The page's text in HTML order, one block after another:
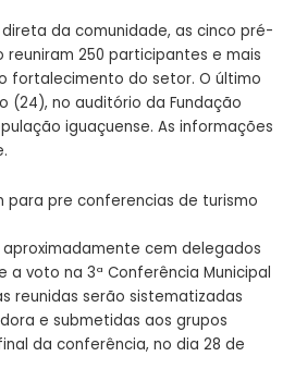
da comunidade, as cinco pré-
reuniram 250 participantes e mais
fortalecimento do setor. O último
(24), no auditório da Fundação
iguaçuense. As informações
cem delegados
a voto na 3ª Conferência Municipal
reunidas serão sistematizadas
e submetidas aos grupos
da conferência, no dia 28 de